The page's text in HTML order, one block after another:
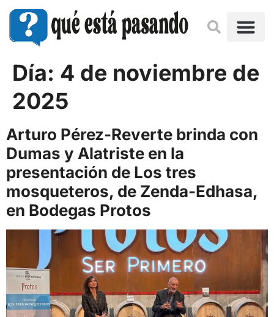
Día: 4 de noviembre de
2025
Arturo Pérez-Reverte brinda con
Dumas y Alatriste en la
presentación de Los tres
mosqueteros, de Zenda-Edhasa,
en Bodegas Protos